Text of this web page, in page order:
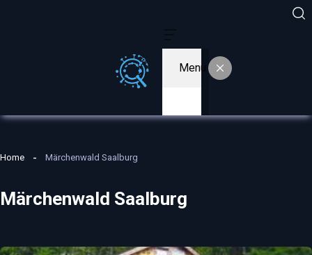
Menu
Home Märchenwald Saalburg
Märchenwald Saalburg